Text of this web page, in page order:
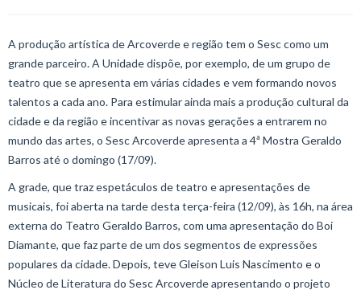
A produção artística de Arcoverde e região tem o Sesc como um
grande parceiro. A Unidade dispõe, por exemplo, de um grupo de
teatro que se apresenta em várias cidades e vem formando novos
talentos a cada ano. Para estimular ainda mais a produção cultural da
cidade e da região e incentivar as novas gerações a entrarem no
mundo das artes, o Sesc Arcoverde apresenta a 4ª Mostra Geraldo
Barros até o domingo (17/09).
A grade, que traz espetáculos de teatro e apresentações de
musicais, foi aberta na tarde desta terça-feira (12/09), às 16h, na área
externa do Teatro Geraldo Barros, com uma apresentação do Boi
Diamante, que faz parte de um dos segmentos de expressões
populares da cidade. Depois, teve Gleison Luis Nascimento e o
Núcleo de Literatura do Sesc Arcoverde apresentando o projeto